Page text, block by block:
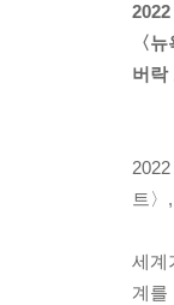
〈
버락
트〉
세계
계를